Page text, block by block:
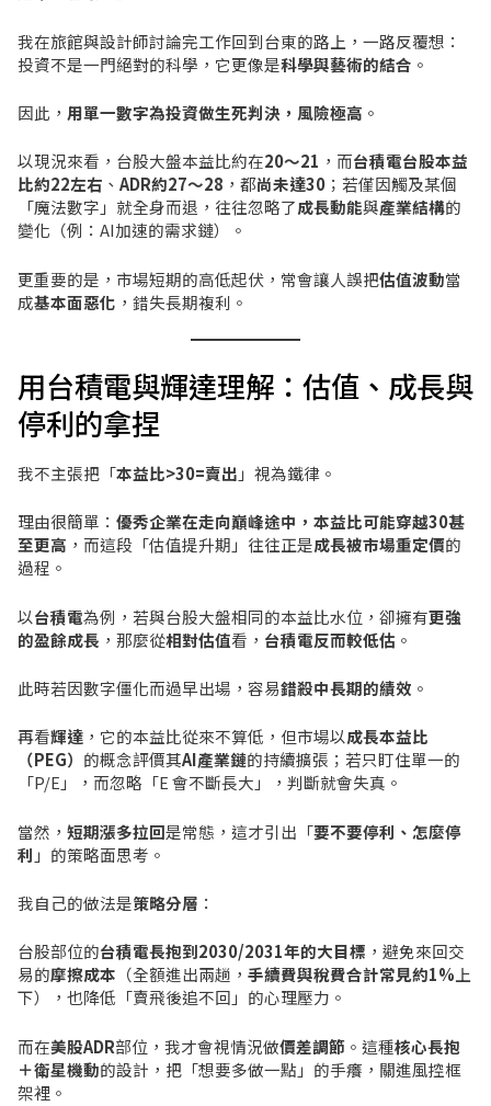
我在旅館與設計師討論完工作回到台東的路上，一路反覆想：
投資不是一門絕對的科學，它更像是科學與藝術的結合 。
因此， 用單一數字為投資做生死判決，風險極高 。
以現況來看，台股大盤本益比約在20～21 ，而台積電台股本益
比約22左右 、 ADR約27～28 ，都尚未達30；若僅因觸及某個
「魔法數字」就全身而退，往往忽略了成長動能與產業結構的
變化（例：AI加速的需求鏈）。
更重要的是，市場短期的高低起伏，常會讓人誤把估值波動當
成基本面惡化 ，錯失長期複利。
用台積電與輝達理解：估值、成長與
停利的拿捏
我不主張把「本益比>30=賣出 」視為鐵律。
理由很簡單： 優秀企業在走向巔峰途中，本益比可能穿越30甚
至更高 ，而這段「估值提升期」往往正是成長被市場重定價的
過程。
以台積電為例，若與台股大盤相同的本益比水位，卻擁有更強
的盈餘成長 ，那麼從相對估值看， 台積電反而較低估 。
此時若因數字僵化而過早出場，容易錯殺中長期的績效 。
再看輝達，它的本益比從來不算低，但市場以成長本益比
（PEG） 的概念評價其AI產業鏈的持續擴張；若只盯住單一的
「P/E」，而忽略「E 會不斷長大」，判斷就會失真。
當然， 短期漲多拉回是常態，這才引出「要不要停利、怎麼停
利 」的策略面思考。
我自己的做法是策略分層 ：
台股部位的台積電長抱到2030/2031年的大目標 ，避免來回交
易的摩擦成本 （全額進出兩趟， 手續費與稅費合計常見約1%上
下），也降低「賣飛後追不回」的心理壓力。
而在美股ADR部位，我才會視情況做價差調節。這種核心長抱
＋衛星機動的設計，把「想要多做一點」的手癢，關進風控框
架裡。